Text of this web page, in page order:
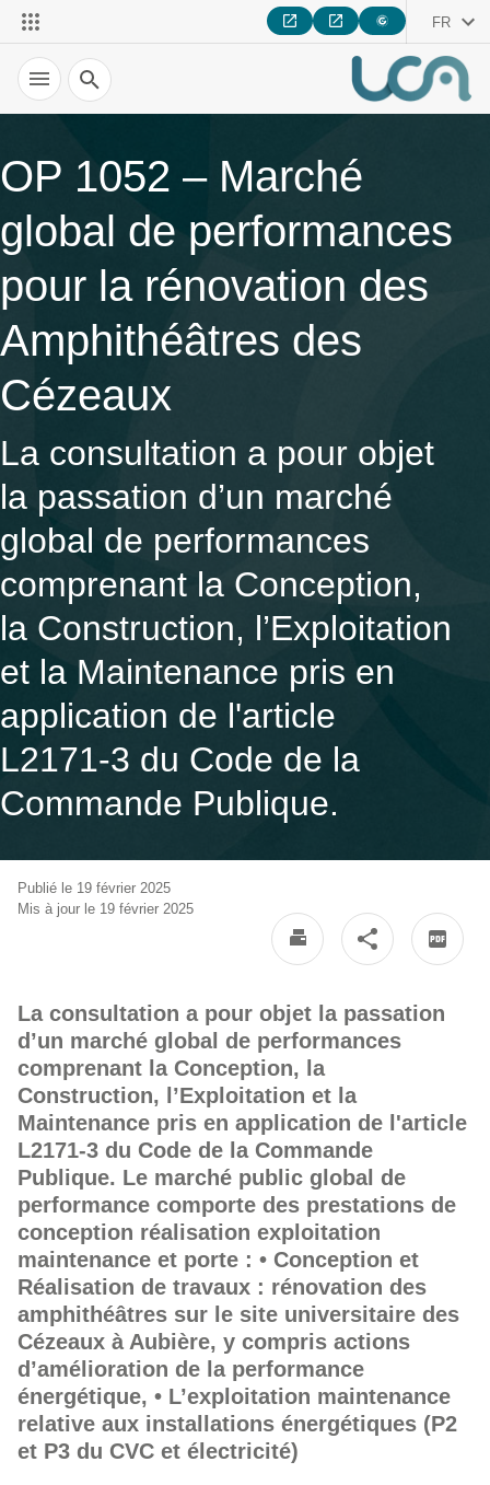
FR
Recherche
OP 1052 – Marché
global de performances
pour la rénovation des
Amphithéâtres des
Cézeaux
La consultation a pour objet
la passation d’un marché
global de performances
comprenant la Conception,
la Construction, l’Exploitation
et la Maintenance pris en
application de l'article
L2171-3 du Code de la
Commande Publique.
Publié le 19 février 2025
Mis à jour le 19 février 2025
La consultation a pour objet la passation
d’un marché global de performances
comprenant la Conception, la
Construction, l’Exploitation et la
Maintenance pris en application de l'article
L2171-3 du Code de la Commande
Publique. Le marché public global de
performance comporte des prestations de
conception réalisation exploitation
maintenance et porte : • Conception et
Réalisation de travaux : rénovation des
amphithéâtres sur le site universitaire des
Cézeaux à Aubière, y compris actions
d’amélioration de la performance
énergétique, • L’exploitation maintenance
relative aux installations énergétiques (P2
et P3 du CVC et électricité)